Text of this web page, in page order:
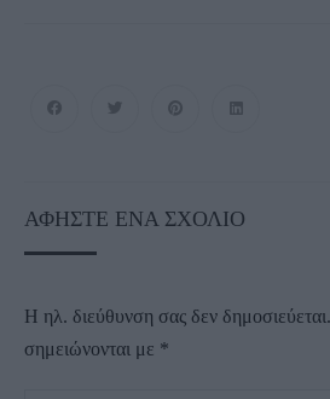
ΑΦΉΣΤΕ ΈΝΑ ΣΧΌΛΙΟ
Η ηλ. διεύθυνση σας δεν δημοσιεύεται.
σημειώνονται με *